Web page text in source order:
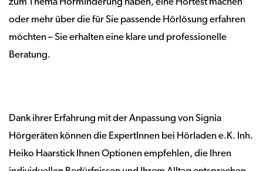
zum Thema Hörminderung haben, eine Hörtest machen
oder mehr über die für Sie passende Hörlösung erfahren
möchten – Sie erhalten eine klare und professionelle
Beratung.
Dank ihrer Erfahrung mit der Anpassung von Signia
Hörgeräten können die ExpertInnen bei Hörladen e.K. Inh.
Heiko Haarstick Ihnen Optionen empfehlen, die Ihren